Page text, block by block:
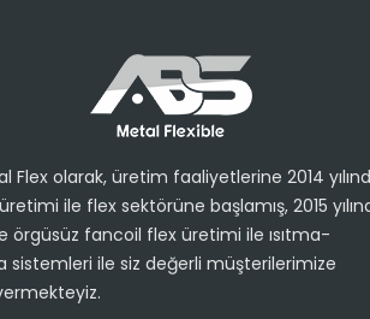
Flex olarak, üretim faaliyetlerine 2014
ile flex sektörüne başlamış, 2015
örgüsüz fancoil flex üretimi ile ısıtma-
sistemleri ile siz değerli müşterilerimize